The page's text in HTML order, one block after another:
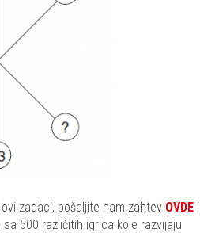
zadaci, pošaljite nam zahtev OVDE i
500 različitih igrica koje razvijaju